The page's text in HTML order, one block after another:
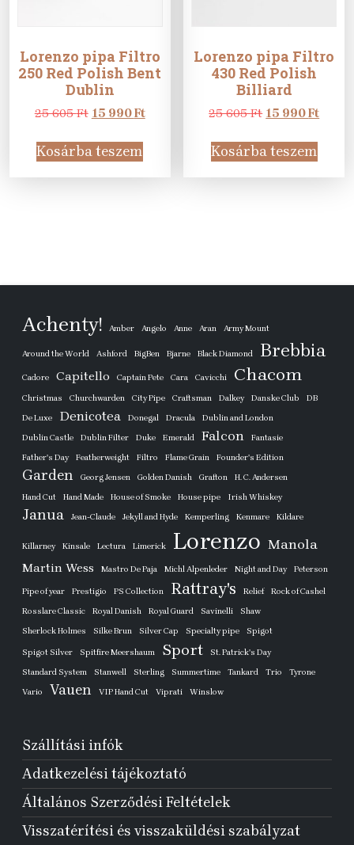
Lorenzo pipa Filtro
250 Red Polish Bent
Dublin
25 605Ft Original
was:
25
605 Ft.
15 990FtCurrent
990 Ft.
Kosárba teszem
Lorenzo pipa Filtro
430 Red Polish
Billiard
25 605Ft Original
was:
25
605 Ft.
15 990Ft
990
Kosárba teszem
Achenty! Amber Angelo Anne Aran Army Mount
Around the World Ashford BigBen Bjarne Black Diamond Brebbia
Cadore Capitello Captain Pete Cara Cavicchi Chacom
Christmas Churchwarden City Pipe Craftsman Dalkey Danske Club
DB
De Luxe
Denicotea Donegal Dracula
Dublin and London
Dublin Castle
Dublin Filter Duke Emerald Falcon
Fantasie
Father's Day
Featherweight Filtro Flame Grain Founder's Edition
Garden Georg Jensen Golden Danish Grafton
H. C. Andersen
Hand Cut
Hand Made House of Smoke House pipe Irish Whiskey
Janua Jean-Claude Jekyll and Hyde Kemperling Kenmare Kildare
Killarney Kinsale Lectura Limerick Lorenzo Manola
Martin Wess Mastro De Paja Michl Alpenleder Night and Day Peterson
Pipe of year Prestigio PS Collection Rattray's Relief
Rock of Cashel
Rosslare Classic
Royal Danish Royal Guard Savinelli
Shaw
Sherlock Holmes
Silke Brun Silver Cap Specialty pipe Spigot
Spigot Silver Spitfire Meershaum Sport
St. Patrick's Day
Standard System
Stanwell Sterling Summertime Tankard Trio
Tyrone
Vario
Vauen VIP Hand Cut Viprati Winslow
Szállítási infók
Adatkezelési tájékoztató
Általános Szerződési Feltételek
Visszatérítési és visszaküldési szabályzat